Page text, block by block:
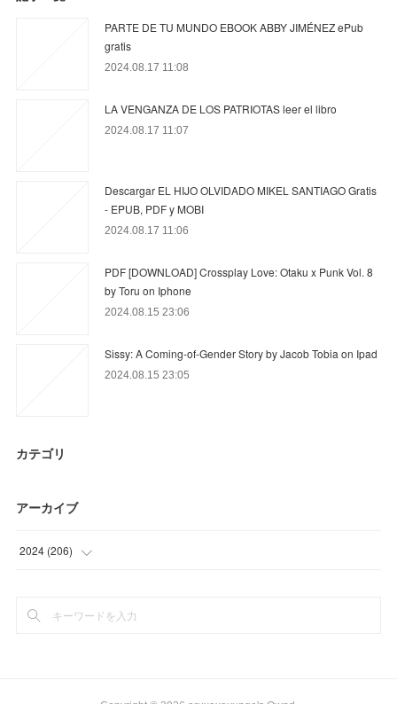
PARTE DE TU MUNDO EBOOK ABBY JIMÉNEZ ePub
gratis
2024.08.17 11:08
LA VENGANZA DE LOS PATRIOTAS leer el libro
2024.08.17 11:07
Descargar EL HIJO OLVIDADO MIKEL SANTIAGO Gratis
- EPUB, PDF y MOBI
2024.08.17 11:06
PDF [DOWNLOAD] Crossplay Love: Otaku x Punk Vol. 8
by Toru on Iphone
2024.08.15 23:06
Sissy: A Coming-of-Gender Story by Jacob Tobia on Ipad
2024.08.15 23:05
カテゴリ
アーカイブ
2024 (206)
(